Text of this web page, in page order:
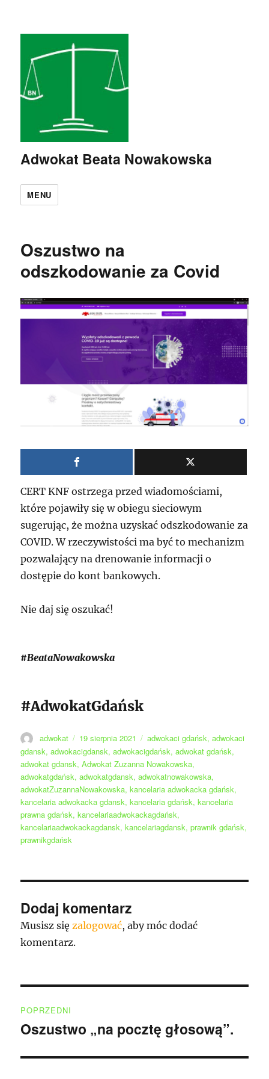
Adwokat Beata Nowakowska
MENU
Oszustwo na
odszkodowanie za Covid
CERT KNF ostrzega przed wiadomościami,
które pojawiły się w obiegu sieciowym
sugerując, że można uzyskać odszkodowanie za
COVID. W rzeczywistości ma być to mechanizm
pozwalający na drenowanie informacji o
dostępie do kont bankowych.
Nie daj się oszukać!
#BeataNowakowska
#AdwokatGdańsk
Autor
adwokat
Data
publikacji
19 sierpnia 2021 Tagi
adwokaci gdańsk,adwokaci
gdansk,adwokacigdansk,adwokacigdańsk,adwokat gdańsk,
adwokat gdansk,Adwokat Zuzanna Nowakowska,
adwokatgdańsk,adwokatgdansk,adwokatnowakowska,
adwokatZuzannaNowakowska,kancelaria adwokacka gdańsk,
kancelaria adwokacka gdansk,kancelaria gdańsk,kancelaria
prawna gdańsk,kancelariaadwokackagdańsk,
kancelariaadwokackagdansk,kancelariagdansk,prawnik gdańsk,
prawnikgdańsk
Dodaj komentarz
Musisz sięzalogować, aby móc dodać
komentarz.
wpisu
POPRZEDNI
Poprzedni
Oszustwo „na pocztę głosową”.